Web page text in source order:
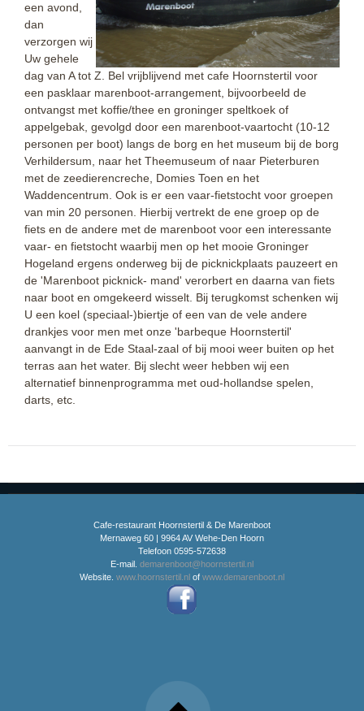
een avond,
dan
verzorgen wij
Uw gehele
dag van A tot Z. Bel vrijblijvend met cafe Hoornstertil voor
een pasklaar marenboot-arrangement, bijvoorbeeld de
ontvangst met koffie/thee en groninger speltkoek of
appelgebak, gevolgd door een marenboot-vaartocht (10-12
personen per boot) langs de borg en het museum bij de borg
Verhildersum, naar het Theemuseum of naar Pieterburen
met de zeedierencreche, Domies Toen en het
Waddencentrum. Ook is er een vaar-fietstocht voor groepen
van min 20 personen. Hierbij vertrekt de ene groep op de
fiets en de andere met de marenboot voor een interessante
vaar- en fietstocht waarbij men op het mooie Groninger
Hogeland ergens onderweg bij de picknickplaats pauzeert en
de 'Marenboot picknick- mand' verorbert en daarna van fiets
naar boot en omgekeerd wisselt. Bij terugkomst schenken wij
U een koel (speciaal-)biertje of een van de vele andere
drankjes voor men met onze 'barbeque Hoornstertil'
aanvangt in de Ede Staal-zaal of bij mooi weer buiten op het
terras aan het water. Bij slecht weer hebben wij een
alternatief binnenprogramma met oud-hollandse spelen,
darts, etc.
Cafe-restaurant Hoornstertil & De Marenboot
Mernaweg 60 | 9964 AV Wehe-Den Hoorn
Telefoon 0595-572638
E-mail. demarenboot@hoornstertil.nl
Website. www.hoornstertil.nl of www.demarenboot.nl